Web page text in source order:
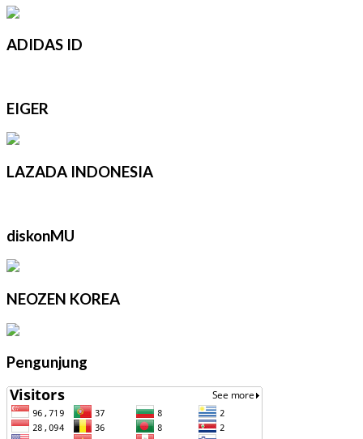
ADIDAS ID
EIGER
LAZADA INDONESIA
diskonMU
NEOZEN KOREA
Pengunjung